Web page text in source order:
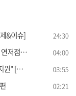
&이슈] 24:30
권시장] 04:00
VCR] 03:55
02:21